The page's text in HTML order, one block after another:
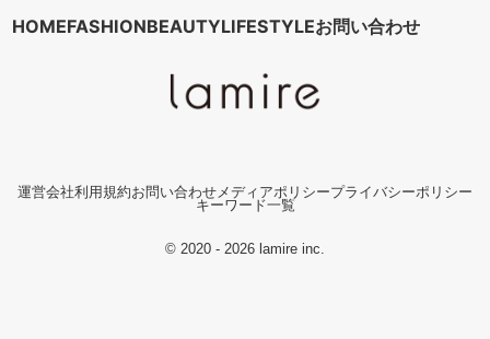
HOMEFASHIONBEAUTYLIFESTYLEお問い合わせ
運営会社利用規約お問い合わせ メディアポリシープライバシーポリシー
キーワード一覧
© 2020 - 2026 lamire inc.